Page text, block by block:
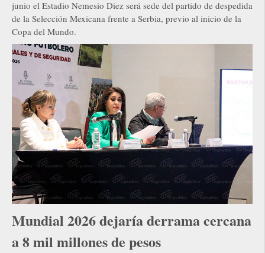
junio el Estadio Nemesio Diez será sede del partido de despedida
de la Selección Mexicana frente a Serbia, previo al inicio de la
Copa del Mundo.
Mundial 2026 dejaría derrama cercana
a 8 mil millones de pesos